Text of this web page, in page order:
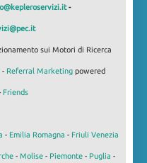
-
sui Motori di Ricerca
- Referral Marketing powered
Friends
- Emilia Romagna - Friuli Venezia
- Molise- Piemonte- Puglia -